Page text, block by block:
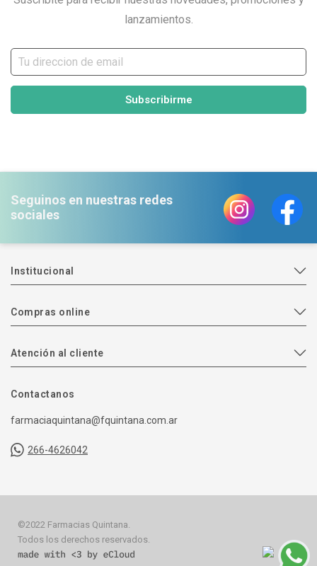
lanzamientos.
Subscribirme
Seguinos en nuestras redes
sociales
Institucional
Compras online
Atención al cliente
Contactanos
farmaciaquintana@fquintana.com.ar
266-4626042
©2022 Farmacias Quintana.
Todos los derechos reservados.